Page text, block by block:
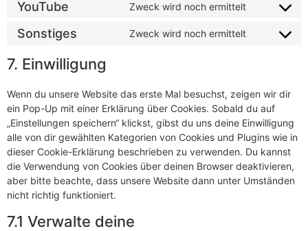
service
litespeed
YouTube Zweck wird noch ermittelt
Consent
service
youtube
Sonstiges Zweck wird noch ermittelt
Consent
7. Einwilligung
Wenn du unsere Website das erste Mal besuchst, zeigen wir dir
ein Pop-Up mit einer Erklärung über Cookies. Sobald du auf
„Einstellungen speichern“ klickst, gibst du uns deine Einwilligung
alle von dir gewählten Kategorien von Cookies und Plugins wie in
dieser Cookie-Erklärung beschrieben zu verwenden. Du kannst
die Verwendung von Cookies über deinen Browser deaktivieren,
aber bitte beachte, dass unsere Website dann unter Umständen
nicht richtig funktioniert.
7.1 Verwalte deine